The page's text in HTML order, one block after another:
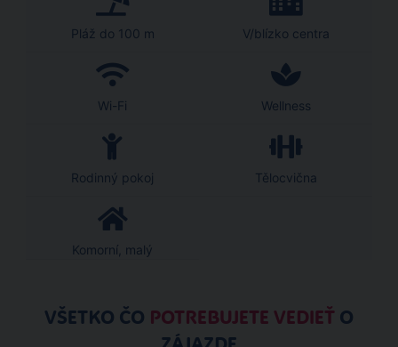
Pláž do 100 m V/blízko centra
Wi-Fi Wellness
Rodinný pokoj Tělocvična
Komorní, malý
VŠETKO ČO POTREBUJETE VEDIEŤ O